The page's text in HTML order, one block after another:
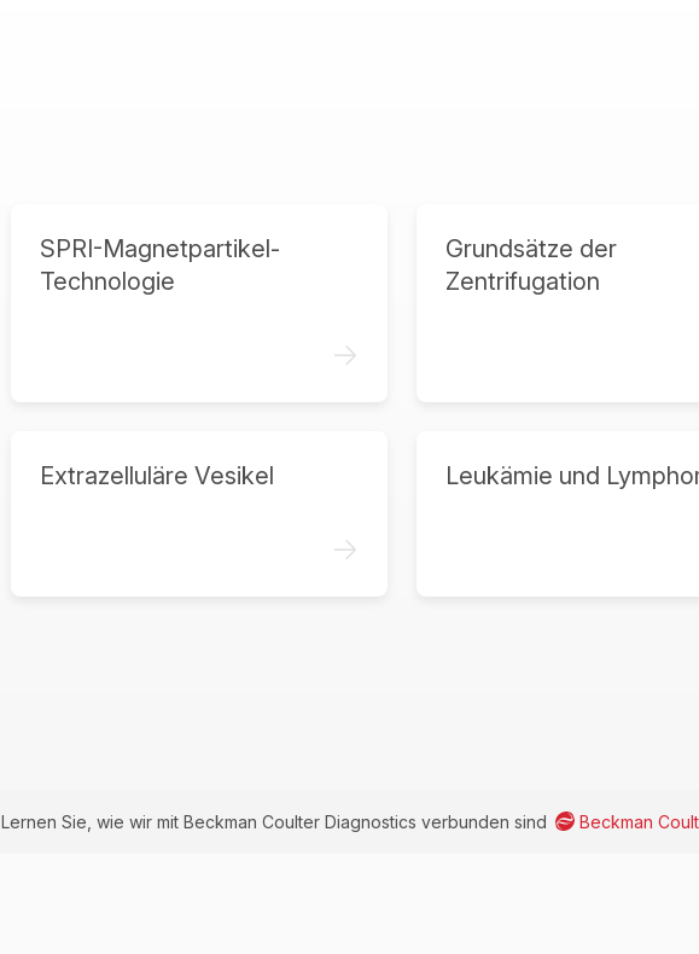
SPRI-Magnetpartikel-
Technologie
->
Grundsätze der
Zentrifugation
Extrazelluläre Vesikel
->
Leukämie und
Lernen Sie, wie wir mit Beckman Coulter Diagnostics verbunden sind Beckman